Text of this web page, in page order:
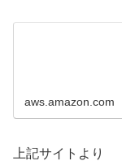
aws.amazon.com
上記サイトより